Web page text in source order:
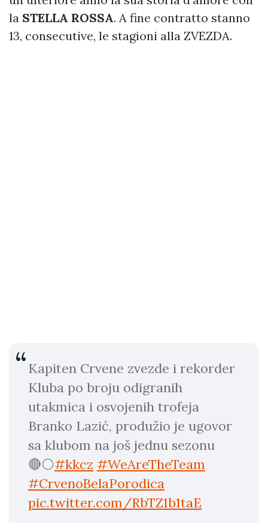
la STELLA ROSSA. A fine contratto stanno
13, consecutive, le stagioni alla ZVEZDA.
Kapiten Crvene zvezde i rekorder
Kluba po broju odigranih
utakmica i osvojenih trofeja
Branko Lazić, produžio je ugovor
sa klubom na još jednu sezonu
🔴⚪️#kkcz #WeAreTheTeam
#CrvenoBelaPorodica
pic.twitter.com/RbTZ1b1taE